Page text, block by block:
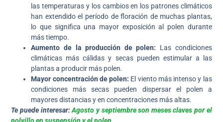
las temperaturas y los cambios en los patrones climáticos
han extendido el período de floración de muchas plantas,
lo que significa una mayor exposición al polen durante
más tiempo.
Aumento de la producción de polen: Las condiciones
climáticas más cálidas y secas pueden estimular a las
plantas a producir más polen.
Mayor concentración de polen: El viento más intenso y las
condiciones más secas pueden dispersar el polen a
mayores distancias y en concentraciones más altas.
Te puede interesar:Agosto y septiembre son meses claves por el
polvillo en suspensión y el polen